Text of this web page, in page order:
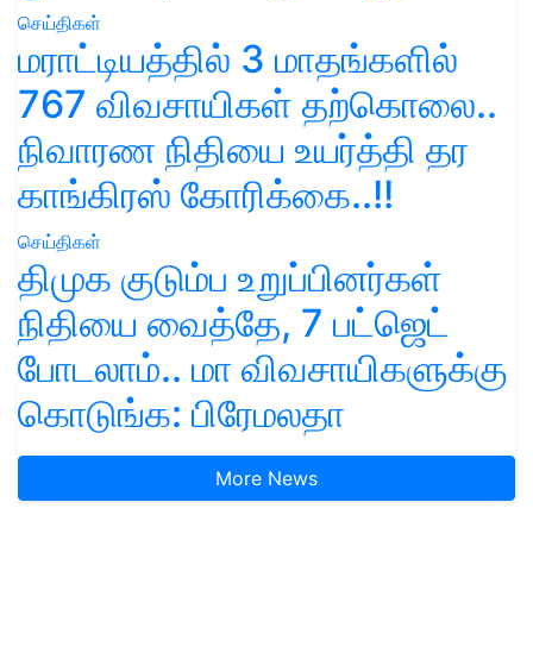
செய்திகள்
மராட்டியத்தில் 3 மாதங்களில்
767 விவசாயிகள் தற்கொலை..
நிவாரண நிதியை உயர்த்தி தர
காங்கிரஸ் கோரிக்கை..!!
செய்திகள்
திமுக குடும்ப உறுப்பினர்கள்
நிதியை வைத்தே, 7 பட்ஜெட்
போடலாம்.. மா விவசாயிகளுக்கு
கொடுங்க: பிரேமலதா
More News